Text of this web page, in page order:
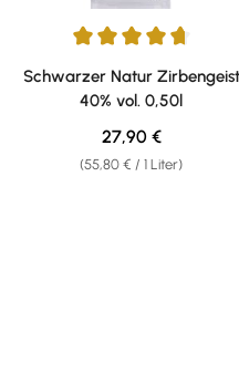
Durchschnittliche
Schwarzer Natur Zirbengeist
40% vol. 0,50l
(55,80 € / 1 Liter)
Regulärer Preis:
27,90 €